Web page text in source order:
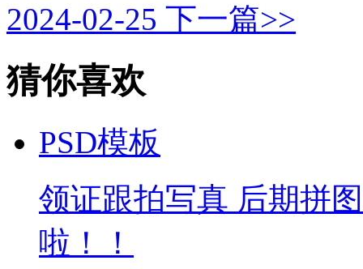
2024-02-25 下一篇>>
猜你喜欢
PSD模板
领证跟拍写真 后期拼
啦！！